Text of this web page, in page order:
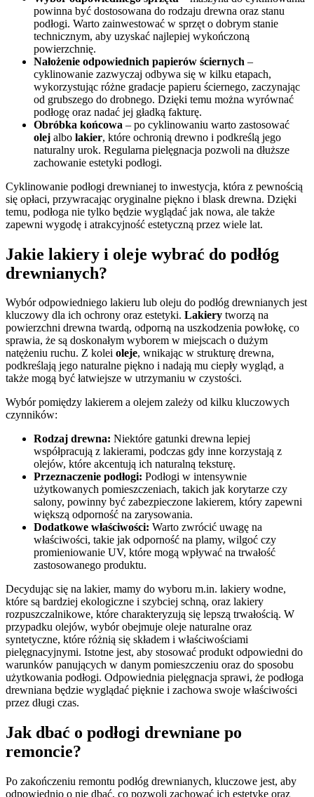
powinna być dostosowana do rodzaju drewna oraz stanu
podłogi. Warto zainwestować w sprzęt o dobrym stanie
technicznym, aby uzyskać najlepiej wykończoną
powierzchnię.
Nałożenie odpowiednich papierów ściernych –
cyklinowanie zazwyczaj odbywa się w kilku etapach,
wykorzystując różne gradacje papieru ściernego, zaczynając
od grubszego do drobnego. Dzięki temu można wyrównać
podłogę oraz nadać jej gładką fakturę.
Obróbka końcowa – po cyklinowaniu warto zastosować
olej albo lakier, które ochronią drewno i podkreślą jego
naturalny urok. Regularna pielęgnacja pozwoli na dłuższe
zachowanie estetyki podłogi.
Cyklinowanie podłogi drewnianej to inwestycja, która z pewnością
się opłaci, przywracając oryginalne piękno i blask drewna. Dzięki
temu, podłoga nie tylko będzie wyglądać jak nowa, ale także
zapewni wygodę i atrakcyjność estetyczną przez wiele lat.
Jakie lakiery i oleje wybrać do podłóg
drewnianych?
Wybór odpowiedniego lakieru lub oleju do podłóg drewnianych jest
kluczowy dla ich ochrony oraz estetyki. Lakiery tworzą na
powierzchni drewna twardą, odporną na uszkodzenia powłokę, co
sprawia, że są doskonałym wyborem w miejscach o dużym
natężeniu ruchu. Z kolei oleje, wnikając w strukturę drewna,
podkreślają jego naturalne piękno i nadają mu ciepły wygląd, a
także mogą być łatwiejsze w utrzymaniu w czystości.
Wybór pomiędzy lakierem a olejem zależy od kilku kluczowych
czynników:
Rodzaj drewna: Niektóre gatunki drewna lepiej
współpracują z lakierami, podczas gdy inne korzystają z
olejów, które akcentują ich naturalną teksturę.
Przeznaczenie podłogi: Podłogi w intensywnie
użytkowanych pomieszczeniach, takich jak korytarze czy
salony, powinny być zabezpieczone lakierem, który zapewni
większą odporność na zarysowania.
Dodatkowe właściwości: Warto zwrócić uwagę na
właściwości, takie jak odporność na plamy, wilgoć czy
promieniowanie UV, które mogą wpływać na trwałość
zastosowanego produktu.
Decydując się na lakier, mamy do wyboru m.in. lakiery wodne,
które są bardziej ekologiczne i szybciej schną, oraz lakiery
rozpuszczalnikowe, które charakteryzują się lepszą trwałością. W
przypadku olejów, wybór obejmuje oleje naturalne oraz
syntetyczne, które różnią się składem i właściwościami
pielęgnacyjnymi. Istotne jest, aby stosować produkt odpowiedni do
warunków panujących w danym pomieszczeniu oraz do sposobu
użytkowania podłogi. Odpowiednia pielęgnacja sprawi, że podłoga
drewniana będzie wyglądać pięknie i zachowa swoje właściwości
przez długi czas.
Jak dbać o podłogi drewniane po
remoncie?
Po zakończeniu remontu podłóg drewnianych, kluczowe jest, aby
odpowiednio o nie dbać, co pozwoli zachować ich estetykę oraz